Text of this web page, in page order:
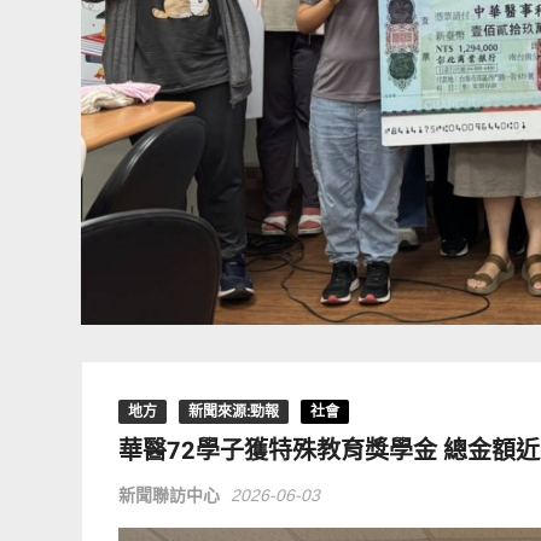
地方 新聞來源:勁報 社會
華醫72學子獲特殊教育獎學金 總金額
新聞聯訪中心 2026-06-03